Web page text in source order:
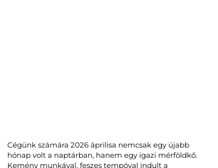
Cégünk számára 2026 áprilisa nemcsak egy újabb
hónap volt a naptárban, hanem egy igazi mérföldkő.
Kemény munkával, feszes tempóval indult a